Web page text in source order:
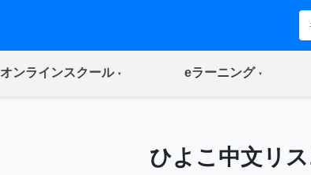
オンラインスクール(current) eラーニング(current)
ひよこ中文リ